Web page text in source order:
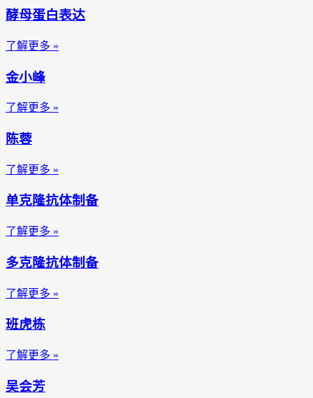
酵母蛋白表达
了解更多 »
金小峰
了解更多 »
陈蓉
了解更多 »
单克隆抗体制备
了解更多 »
多克隆抗体制备
了解更多 »
班虎栋
了解更多 »
吴会芳